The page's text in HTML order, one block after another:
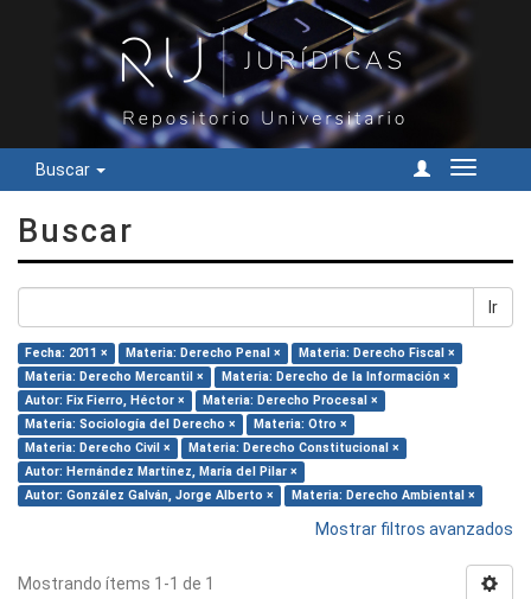
Buscar
Cambiar
Buscar
Ir
Fecha: 2011 × Materia: Derecho Penal ×
Materia: Derecho Fiscal ×
Materia: Derecho Mercantil ×
Materia: Derecho de la Información ×
Autor: Fix Fierro, Héctor ×
Materia: Derecho Procesal ×
Materia: Sociología del Derecho ×
Materia: Otro ×
Materia: Derecho Civil ×
Materia: Derecho Constitucional ×
Autor: Hernández Martínez, María del Pilar ×
Autor: González Galván, Jorge Alberto ×
Materia: Derecho Ambiental ×
Mostrar filtros avanzados
Mostrando ítems 1-1 de 1